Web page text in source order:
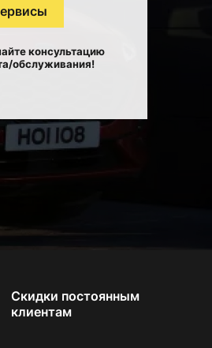
консультацию
обслуживания!
Скидки постоянным
клиентам